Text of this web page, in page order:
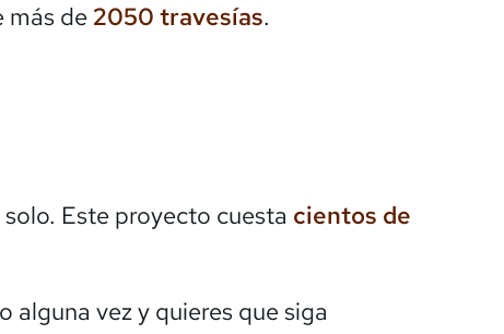
más de 2050 travesías.
Este proyecto cuesta cientos de
alguna vez y quieres que siga